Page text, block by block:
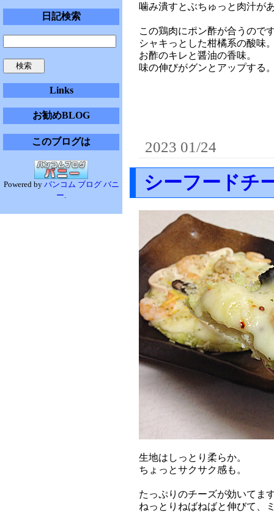
日記検索
Links
お勧めBLOG
このブログは
Powered by バンコム ブログ バニ
ー.
噛み潰すとぶちゅっと肉汁が
この鶏肉にポン酢が合うので
シャキっとした柑橘系の酸味
お酢のキレと醤油の香味。
味の伸びがグンとアップする
2023 01/24
シーフードチ
生地はしっとり柔らか。
ちょっとサクサク感も。
たっぷりのチーズが効いてま
ねっとりねばねばと伸びて、